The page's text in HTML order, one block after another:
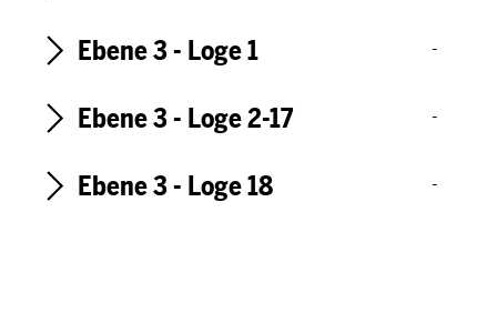
Ebene 3 - Loge 1 -
Ebene 3 - Loge 2-17 -
Ebene 3 - Loge 18 -